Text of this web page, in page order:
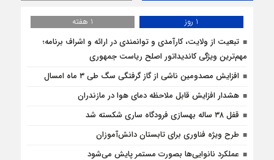
1 روز
1 هفته
تبعیت از ولایت، کارآمدی و توانمندی در ارائه و اشراف برنامه؛
مهم‌ترین ویژگی کاندیداتور اصلح ریاست جمهوری
افزایش مصدومین ناشی از گاز گرفتگی سگ طی ۳ ماه امسال
هشدار افزایش قابل ملاحظه دمای هوا در مازندران
قفل ۳۸ ساله بهسازی فرودگاه ساری شکسته شد
طرح ویژه فناوری برای تابستان دانش‌آموزان
عملکرد نانوایی‌ها بصورت مستمر پایش می‌شود